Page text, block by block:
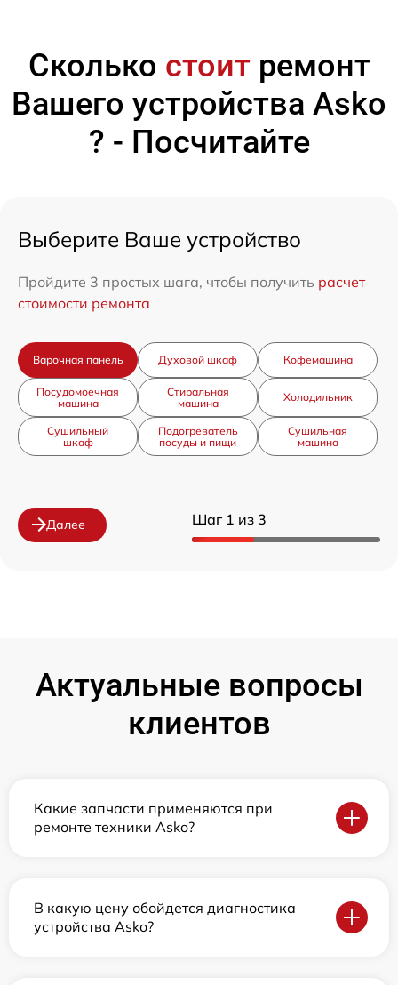
Сколько стоитремонт
Вашего устройства Asko
? - Посчитайте
Шаг 1 из 3
Выберите Ваше устройство
Пройдите 3 простых шага, чтобы получить расчет
стоимости ремонта
Варочная панель Духовой шкаф Кофемашина
Посудомоечная
машина
Стиральная
машина
Холодильник
Сушильный
шкаф
Подогреватель
посуды и пищи
Сушильная
машина
Далее
Актуальные вопросы
клиентов
Какие запчасти применяются при
ремонте техники Asko?
В какую цену обойдется диагностика
устройства Asko?